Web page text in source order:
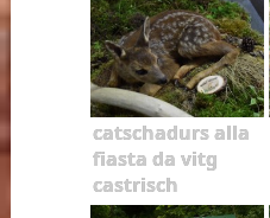
catschadurs alla
fiasta da vitg
castrisch